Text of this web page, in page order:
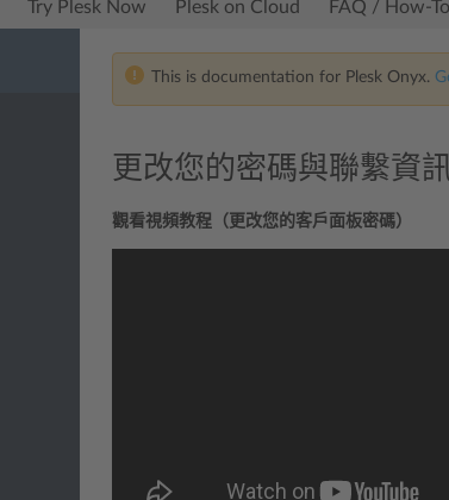
Try Plesk Now Plesk on Cloud FAQ / How-To
This is documentation for Plesk Onyx.
更改您的密碼與聯繫資
觀看視頻教程（更改您的客戶面板密碼）